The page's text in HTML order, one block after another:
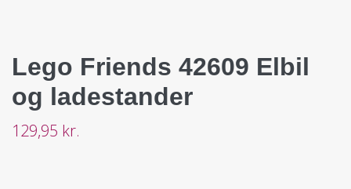
Lego Friends 42609 Elbil
og ladestander
129,95 kr.